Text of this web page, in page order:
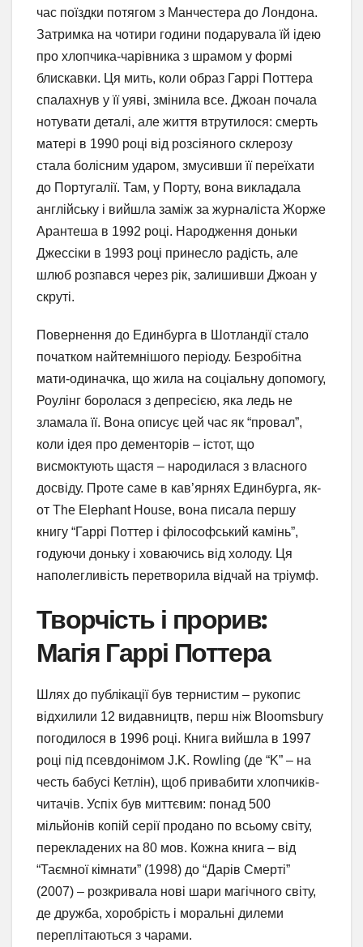
час поїздки потягом з Манчестера до Лондона.
Затримка на чотири години подарувала їй ідею
про хлопчика-чарівника з шрамом у формі
блискавки. Ця мить, коли образ Гаррі Поттера
спалахнув у її уяві, змінила все. Джоан почала
нотувати деталі, але життя втрутилося: смерть
матері в 1990 році від розсіяного склерозу
стала болісним ударом, змусивши її переїхати
до Португалії. Там, у Порту, вона викладала
англійську і вийшла заміж за журналіста Жорже
Арантеша в 1992 році. Народження доньки
Джессіки в 1993 році принесло радість, але
шлюб розпався через рік, залишивши Джоан у
скруті.
Повернення до Единбурга в Шотландії стало
початком найтемнішого періоду. Безробітна
мати-одиначка, що жила на соціальну допомогу,
Роулінг боролася з депресією, яка ледь не
зламала її. Вона описує цей час як “провал”,
коли ідея про дементорів – істот, що
висмоктують щастя – народилася з власного
досвіду. Проте саме в кав’ярнях Единбурга, як-
от The Elephant House, вона писала першу
книгу “Гаррі Поттер і філософський камінь”,
годуючи доньку і ховаючись від холоду. Ця
наполегливість перетворила відчай на тріумф.
Творчість і прорив:
Магія Гаррі Поттера
Шлях до публікації був тернистим – рукопис
відхилили 12 видавництв, перш ніж Bloomsbury
погодилося в 1996 році. Книга вийшла в 1997
році під псевдонімом J.K. Rowling (де “K” – на
честь бабусі Кетлін), щоб привабити хлопчиків-
читачів. Успіх був миттєвим: понад 500
мільйонів копій серії продано по всьому світу,
перекладених на 80 мов. Кожна книга – від
“Таємної кімнати” (1998) до “Дарів Смерті”
(2007) – розкривала нові шари магічного світу,
де дружба, хоробрість і моральні дилеми
переплітаються з чарами.